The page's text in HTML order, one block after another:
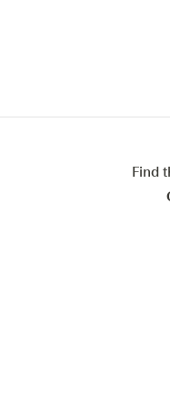
Find
Paramétrer mes
Refuser tout